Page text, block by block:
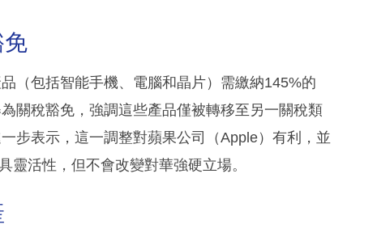
免
（包括智能手機、電腦和晶片）需繳納145%的
關稅豁免，強調這些產品僅被轉移至另一關稅類
步表示，這一調整對蘋果公司（Apple）有利，並
靈活性，但不會改變對華強硬立場。